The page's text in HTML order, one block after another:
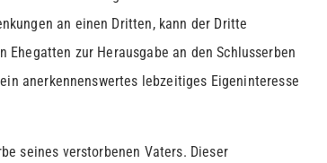
an einen Dritten, kann der Dritte
Ehegatten zur Herausgabe an den Schlusserben
anerkennenswertes lebzeitiges Eigeninteresse
seines verstorbenen Vaters. Dieser